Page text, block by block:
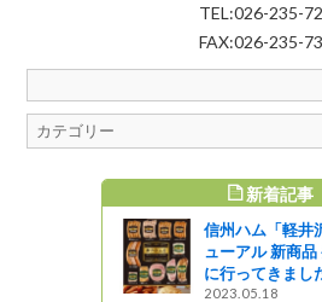
TEL:026-235-
FAX:026-235-
新着記事
信州ハム「軽井
ューアル 新商
に行ってきまし
2023.05.18